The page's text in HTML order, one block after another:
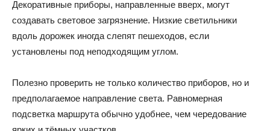
Декоративные приборы, направленные вверх, могут
создавать световое загрязнение. Низкие светильники
вдоль дорожек иногда слепят пешеходов, если
установлены под неподходящим углом.
Полезно проверить не только количество приборов, но и
предполагаемое направление света. Равномерная
подсветка маршрута обычно удобнее, чем чередование